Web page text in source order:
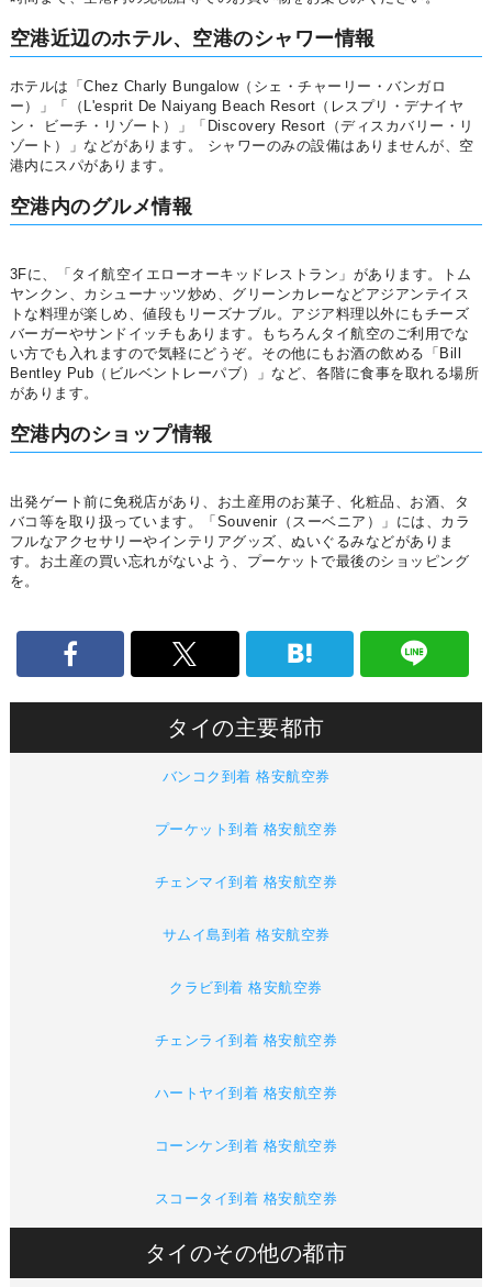
空港近辺のホテル、空港のシャワー情報
ホテルは「Chez Charly Bungalow（シェ・チャーリー・バンガロ
ー）」「（L'esprit De Naiyang Beach Resort（レスプリ・デナイヤ
ン・ ビーチ・リゾート）」「Discovery Resort（ディスカバリー・リ
ゾート）」などがあります。 シャワーのみの設備はありませんが、空
港内にスパがあります。
空港内のグルメ情報
3Fに、「タイ航空イエローオーキッドレストラン」があります。トム
ヤンクン、カシューナッツ炒め、グリーンカレーなどアジアンテイス
トな料理が楽しめ、値段もリーズナブル。アジア料理以外にもチーズ
バーガーやサンドイッチもあります。もちろんタイ航空のご利用でな
い方でも入れますので気軽にどうぞ。その他にもお酒の飲める「Bill
Bentley Pub（ビルベントレーパブ）」など、各階に食事を取れる場所
があります。
空港内のショップ情報
出発ゲート前に免税店があり、お土産用のお菓子、化粧品、お酒、タ
バコ等を取り扱っています。「Souvenir（スーベニア）」には、カラ
フルなアクセサリーやインテリアグッズ、ぬいぐるみなどがありま
す。お土産の買い忘れがないよう、プーケットで最後のショッピング
を。
タイの主要都市
バンコク到着 格安航空券
プーケット到着 格安航空券
チェンマイ到着 格安航空券
サムイ島到着 格安航空券
クラビ到着 格安航空券
チェンライ到着 格安航空券
ハートヤイ到着 格安航空券
コーンケン到着 格安航空券
スコータイ到着 格安航空券
タイのその他の都市